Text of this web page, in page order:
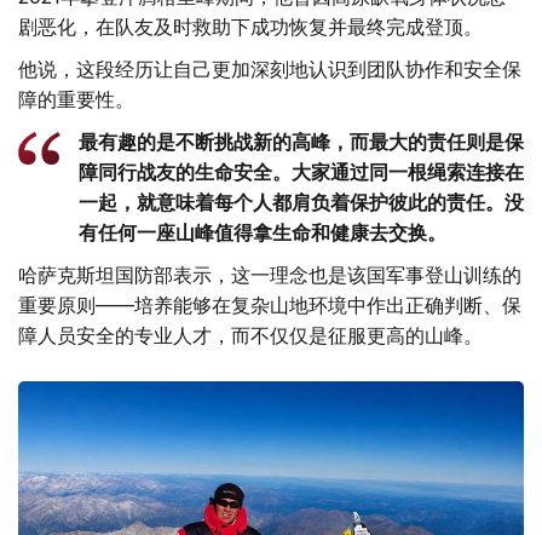
剧恶化，在队友及时救助下成功恢复并最终完成登顶。
他说，这段经历让自己更加深刻地认识到团队协作和安全保
障的重要性。
最有趣的是不断挑战新的高峰，而最大的责任则是保
障同行战友的生命安全。大家通过同一根绳索连接在
一起，就意味着每个人都肩负着保护彼此的责任。没
有任何一座山峰值得拿生命和健康去交换。
哈萨克斯坦国防部表示，这一理念也是该国军事登山训练的
重要原则——培养能够在复杂山地环境中作出正确判断、保
障人员安全的专业人才，而不仅仅是征服更高的山峰。